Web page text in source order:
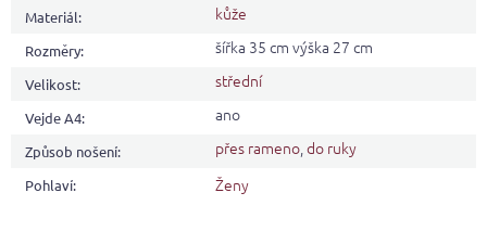
Materiál: kůže
Rozměry: šířka 35 cm výška 27 cm
Velikost: střední
Vejde A4: ano
Způsob nošení: přes rameno do ruky
Pohlaví: Ženy